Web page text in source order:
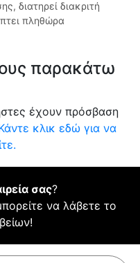
διατηρεί διακριτή
πληθώρα
παρακάτω
έχουν πρόσβαση
κλικ εδώ για να
σας?
να λάβετε το